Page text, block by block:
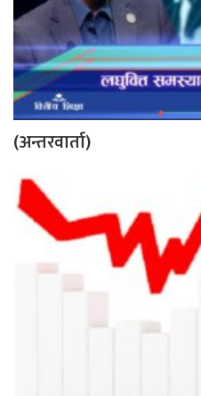
(अन्तरवार्ता)